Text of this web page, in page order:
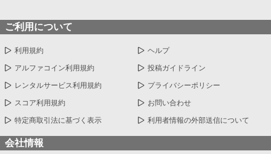
ご利用について
利用規約 ヘルプ
アルファコイン利用規約 投稿ガイドライン
レンタルサービス利用規約 プライバシーポリシー
スコア利用規約 お問い合わせ
特定商取引法に基づく表示 利用者情報の外部送信について
会社情報